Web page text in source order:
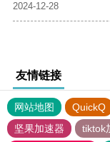
2024-12-28
友情链接
网站地图 QuickQ
坚果加速器
tiktok